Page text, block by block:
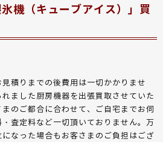
氷機（キューブアイス）」買
積りまでの後費用は一切かかりませ
ました厨房機器を出張買取させていた
のご都合に合わせて、ご自宅までお伺
査定料など一切頂いておりません。万
なった場合もお客さまのご負担はござ